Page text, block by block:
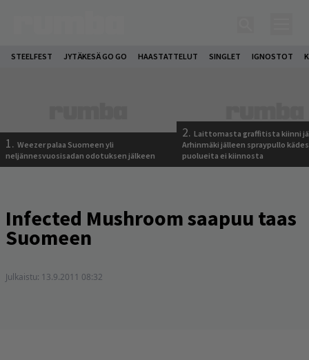
STEELFEST JYTÄKESÄ GO GO HAASTATTELUT SINGLET IGNOSTOT
1. Weezer palaa Suomeen yli
neljännesvuosisadan odotuksen jälkeen
2. Laittomasta graffitista kiinni
Arhinmäki jälleen spraypullo
puolueita ei kiinnosta
Infected Mushroom saapuu taas
Suomeen
Julkaistu: 13.9.2011 08:32